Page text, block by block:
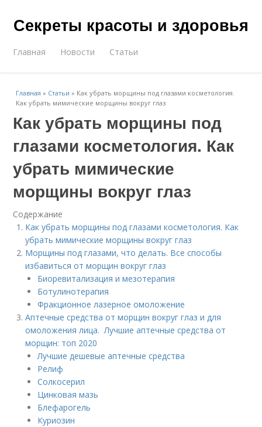
Секреты красоты и здоровья
Главная Новости Статьи
Главная » Статьи » Как убрать морщины под глазами косметология.
Как убрать мимические морщины вокруг глаз
Как убрать морщины под
глазами косметология. Как
убрать мимические
морщины вокруг глаз
Содержание
Как убрать морщины под глазами косметология. Как
убрать мимические морщины вокруг глаз
Морщины под глазами, что делать. Все способы
избавиться от морщин вокруг глаз
Биоревитализация и мезотерапия
Ботулинотерапия
Фракционное лазерное омоложение
Аптечные средства от морщин вокруг глаз и для
омоложения лица. Лучшие аптечные средства от
морщин: топ 2020
Лучшие дешевые аптечные средства
Релиф
Солкосерил
Цинковая мазь
Блефарогель
Куриозин